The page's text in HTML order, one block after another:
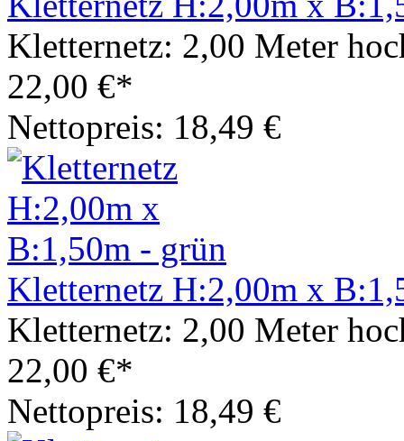
Kletternetz: 2,00 Meter
22,00 €*
Nettopreis: 18,49 €
Kletternetz H:2,00m x
Kletternetz: 2,00 Meter
22,00 €*
Nettopreis: 18,49 €